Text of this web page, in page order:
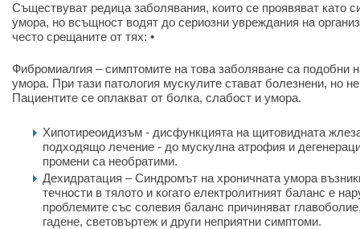
Съществуват редица заболявания, които се проявяват като
умора, но всъщност водят до сериозни увреждания на
често срещаните от тях: •
Фибромиалгия – симптомите на това заболяване са подобни
умора. При тази патология мускулите стават болезнени, но
Пациентите се оплакват от болка, слабост и умора.
Хипотиреоидизъм - дисфункцията на щитовидната
подходящо лечение - до мускулна атрофия и
промени са необратими.
Дехидратация – Синдромът на хроничната умора
течности в тялото и когато електролитният баланс е
проблемите със солевия баланс причиняват
гадене, световъртеж и други неприятни симптоми.